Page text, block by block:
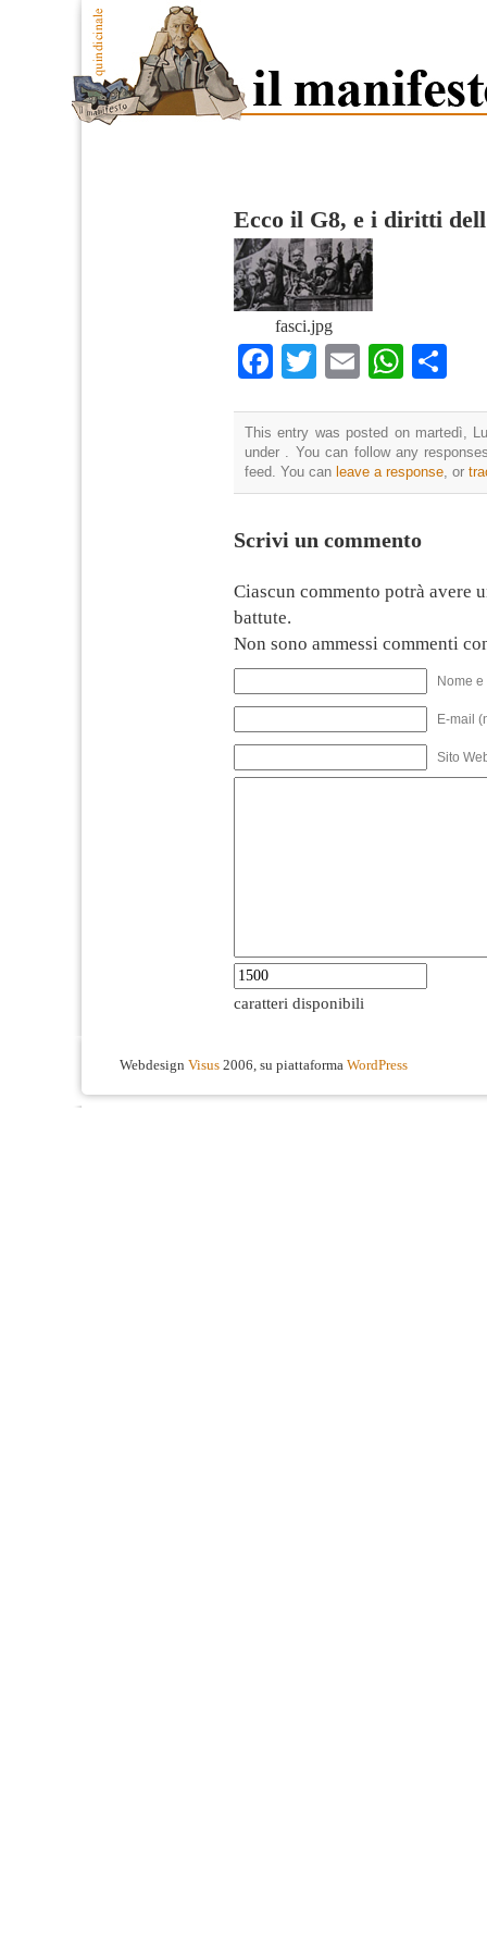
Ecco il G8, e i diritti
fasci.jpg
Facebook
TwitterEmail
This entry was posted on martedì,
under . You can follow any
feed. You can leave a response , or
Scrivi un commento
Ciascun commento potrà avere
battute.
Non sono ammessi commenti
Nome
E-mail
Sito
caratteri disponibili
Webdesign Visus 2006, su piattaforma WordPress